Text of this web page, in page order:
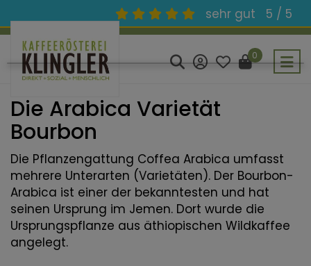
sehr gut 5 / 5
0
Die Arabica Varietät
Bourbon
Die Pflanzengattung Coffea Arabica umfasst
mehrere Unterarten (Varietäten). Der Bourbon-
Arabica ist einer der bekanntesten und hat
seinen Ursprung im Jemen. Dort wurde die
Ursprungspflanze aus äthiopischen Wildkaffee
angelegt.